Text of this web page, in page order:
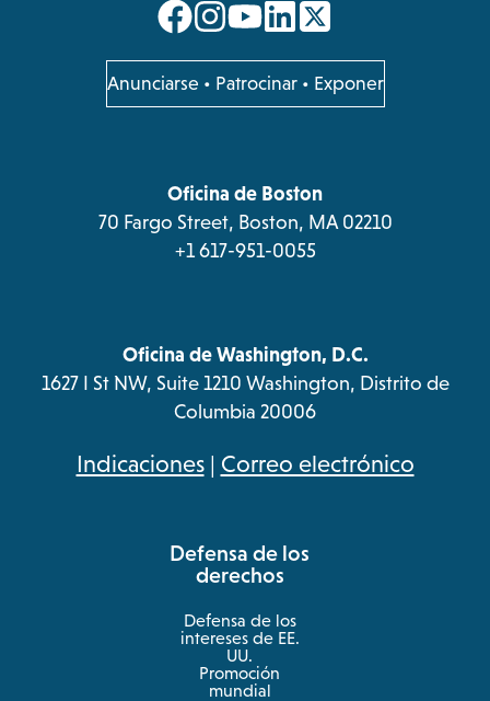
opens
a
new
opens
a
new
opens
a
new
opens
a
new
Anunciarseopens
in
tab
• Patrocinar• Exponer
Oficina de Boston
70 Fargo Street, Boston, MA 02210
+1 617-951-0055
Oficina de Washington, D.C.
1627 I St NW, Suite 1210 Washington, Distrito de
Columbia 20006
Indicacionesopens
new
| Correo electrónico
Defensa de los
derechos
Defensa de los
intereses de EE.
UU.
Promoción
mundial